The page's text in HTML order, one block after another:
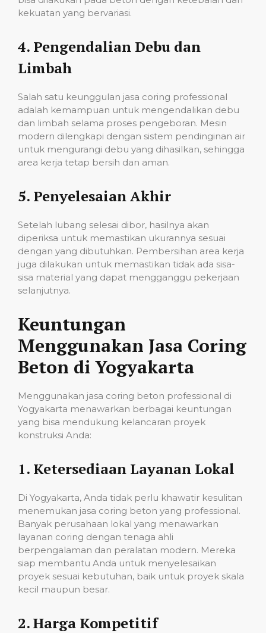
kekuatan yang bervariasi.
4. Pengendalian Debu dan
Limbah
Salah satu keunggulan jasa coring professional
adalah kemampuan untuk mengendalikan debu
dan limbah selama proses pengeboran. Mesin
modern dilengkapi dengan sistem pendinginan air
untuk mengurangi debu yang dihasilkan, sehingga
area kerja tetap bersih dan aman.
5. Penyelesaian Akhir
Setelah lubang selesai dibor, hasilnya akan
diperiksa untuk memastikan ukurannya sesuai
dengan yang dibutuhkan. Pembersihan area kerja
juga dilakukan untuk memastikan tidak ada sisa-
sisa material yang dapat mengganggu pekerjaan
selanjutnya.
Keuntungan
Menggunakan Jasa Coring
Beton di Yogyakarta
Menggunakan jasa coring beton professional di
Yogyakarta menawarkan berbagai keuntungan
yang bisa mendukung kelancaran proyek
konstruksi Anda:
1. Ketersediaan Layanan Lokal
Di Yogyakarta, Anda tidak perlu khawatir kesulitan
menemukan jasa coring beton yang professional.
Banyak perusahaan lokal yang menawarkan
layanan coring dengan tenaga ahli
berpengalaman dan peralatan modern. Mereka
siap membantu Anda untuk menyelesaikan
proyek sesuai kebutuhan, baik untuk proyek skala
kecil maupun besar.
2.Harga Kompetitif